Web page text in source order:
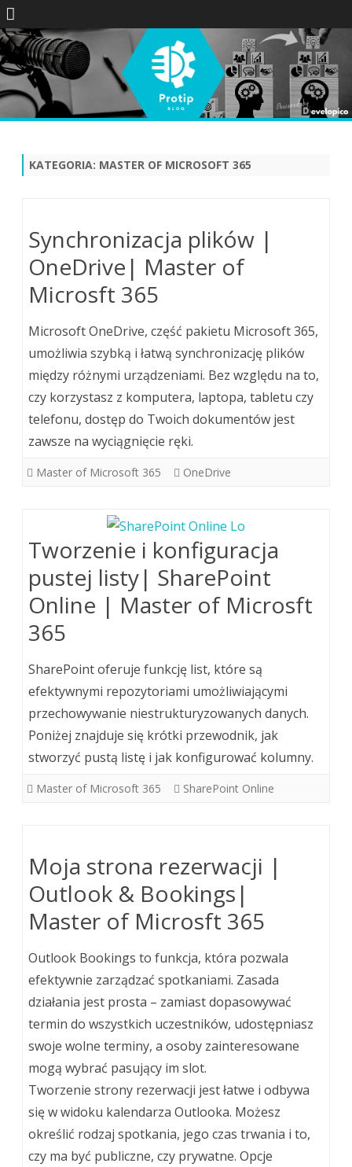
KATEGORIA: MASTER OF MICROSOFT 365
Synchronizacja plików |
OneDrive| Master of
Microsft 365
Microsoft OneDrive, część pakietu Microsoft 365,
umożliwia szybką i łatwą synchronizację plików
między różnymi urządzeniami. Bez względu na to,
czy korzystasz z komputera, laptopa, tabletu czy
telefonu, dostęp do Twoich dokumentów jest
zawsze na wyciągnięcie ręki.
Master of Microsoft 365 OneDrive
Tworzenie i konfiguracja
pustej listy| SharePoint
Online | Master of Microsft
365
SharePoint oferuje funkcję list, które są
efektywnymi repozytoriami umożliwiającymi
przechowywanie niestrukturyzowanych danych.
Poniżej znajduje się krótki przewodnik, jak
stworzyć pustą listę i jak konfigurować kolumny.
Master of Microsoft 365 SharePoint Online
Moja strona rezerwacji |
Outlook & Bookings|
Master of Microsft 365
Outlook Bookings to funkcja, która pozwala
efektywnie zarządzać spotkaniami. Zasada
działania jest prosta – zamiast dopasowywać
termin do wszystkich uczestników, udostępniasz
swoje wolne terminy, a osoby zainteresowane
mogą wybrać pasujący im slot.
Tworzenie strony rezerwacji jest łatwe i odbywa
się w widoku kalendarza Outlooka. Możesz
określić rodzaj spotkania, jego czas trwania i to,
czy ma być publiczne, czy prywatne. Opcje